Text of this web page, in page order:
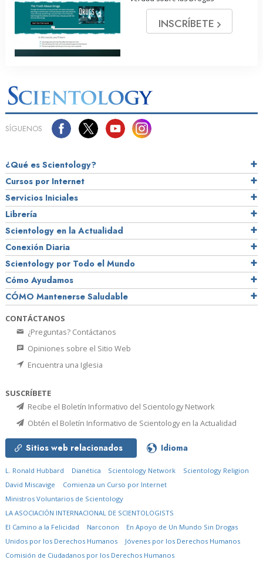
INSCRÍBETE
SÍGUENOS
¿Qué es Scientology?
Cursos por Internet
Servicios Iniciales
Librería
Scientology en la Actualidad
Conexión Diaria
Scientology por Todo el Mundo
Cómo Ayudamos
CÓMO Mantenerse Saludable
CONTÁCTANOS
¿Preguntas? Contáctanos
Opiniones sobre el Sitio Web
Encuentra una Iglesia
SUSCRÍBETE
Recibe el Boletín Informativo del Scientology Network
Obtén el Boletín Informativo de Scientology en la Actualidad
Sitios web relacionados Idioma
L. Ronald Hubbard Dianética Scientology Network
Scientology Religion
David Miscavige
Comienza un Curso por Internet
Ministros Voluntarios de Scientology
LA ASOCIACIÓN INTERNACIONAL DE SCIENTOLOGISTS
El Camino a la Felicidad
Narconon
En Apoyo de Un Mundo Sin Drogas
Unidos por los Derechos Humanos
Jóvenes por los Derechos Humanos
Comisión de Ciudadanos por los Derechos Humanos